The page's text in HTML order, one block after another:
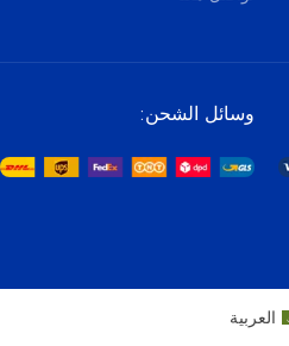
وسائل الشحن:
العربية